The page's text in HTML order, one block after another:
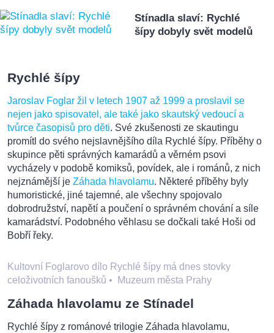
Stínadla slaví: Rychlé
šípy dobyly svět modelů
Rychlé šípy
Jaroslav Foglar žil v letech 1907 až 1999 a proslavil se
nejen jako spisovatel, ale také jako skautský vedoucí a
tvůrce časopisů pro děti. Své zkušenosti ze skautingu
promítl do svého nejslavnějšího díla Rychlé šípy. Příběhy o
skupince pěti správných kamarádů a věrném psovi
vycházely v podobě komiksů, povídek, ale i románů, z nich
nejznámější je Záhada hlavolamu. Některé příběhy byly
humoristické, jiné tajemné, ale všechny spojovalo
dobrodružství, napětí a poučení o správném chování a síle
kamarádství. Podobného věhlasu se dočkali také Hoši od
Bobří řeky.
Kultovní Foglarovo dílo Rychlé šípy má dnes stovky
celoživotních fanoušků • Muzeum města Prahy
Záhada hlavolamu ze Stínadel
Rychlé šípy z románové trilogie Záhada hlavolamu,